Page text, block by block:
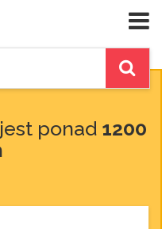
ponad 1200